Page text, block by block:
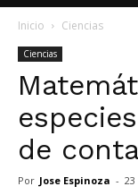
Inicio Ciencias
Ciencias
de
Por Jose Espinoza -